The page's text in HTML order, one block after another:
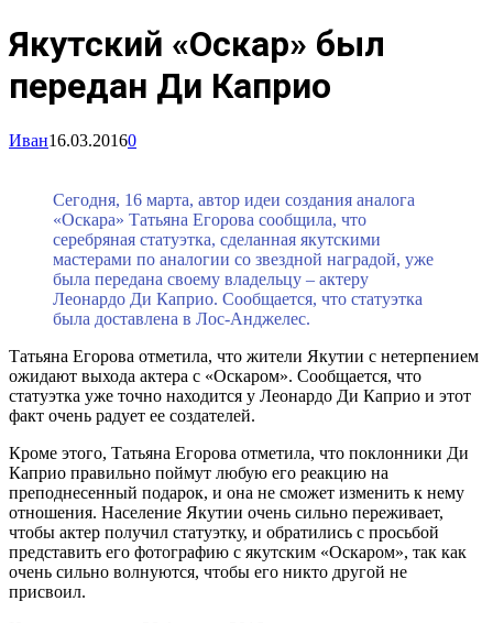
Якутский «Оскар» был
передан Ди Каприо
Иван16.03.20160
Сегодня, 16 марта, автор идеи создания аналога
«Оскара» Татьяна Егорова сообщила, что
серебряная статуэтка, сделанная якутскими
мастерами по аналогии со звездной наградой, уже
была передана своему владельцу – актеру
Леонардо Ди Каприо. Сообщается, что статуэтка
была доставлена в Лос-Анджелес.
Татьяна Егорова отметила, что жители Якутии с нетерпением
ожидают выхода актера с «Оскаром». Сообщается, что
статуэтка уже точно находится у Леонардо Ди Каприо и этот
факт очень радует ее создателей.
Кроме этого, Татьяна Егорова отметила, что поклонники Ди
Каприо правильно поймут любую его реакцию на
преподнесенный подарок, и она не сможет изменить к нему
отношения. Население Якутии очень сильно переживает,
чтобы актер получил статуэтку, и обратились с просьбой
представить его фотографию с якутским «Оскаром», так как
очень сильно волнуются, чтобы его никто другой не
присвоил.